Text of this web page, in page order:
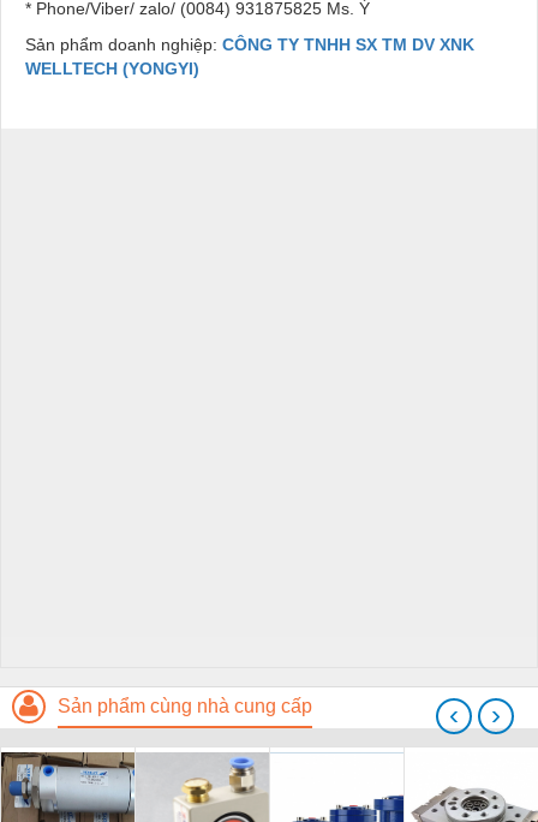
* Phone/Viber/ zalo/ (0084) 931875825 Ms. Ý
Sản phẩm doanh nghiệp: CÔNG TY TNHH SX TM DV XNK
WELLTECH (YONGYI)
Sản phẩm cùng nhà cung cấp ‹ ›